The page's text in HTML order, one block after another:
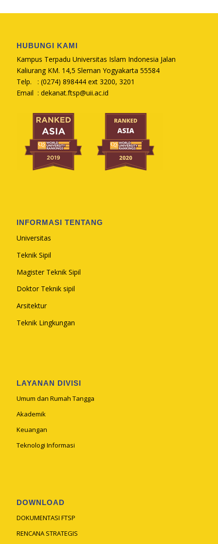
HUBUNGI KAMI
Kampus Terpadu Universitas Islam Indonesia Jalan
Kaliurang KM. 14,5 Sleman Yogyakarta 55584
Telp. : (0274) 898444 ext 3200, 3201
Email : dekanat.ftsp@uii.ac.id
INFORMASI TENTANG
Universitas
Teknik Sipil
Magister Teknik Sipil
Doktor Teknik sipil
Arsitektur
Teknik Lingkungan
LAYANAN DIVISI
Umum dan Rumah Tangga
Akademik
Keuangan
Teknologi Informasi
DOWNLOAD
DOKUMENTASI FTSP
RENCANA STRATEGIS